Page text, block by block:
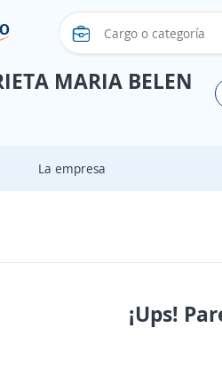
MARIA BELEN
La empresa
¡Ups!